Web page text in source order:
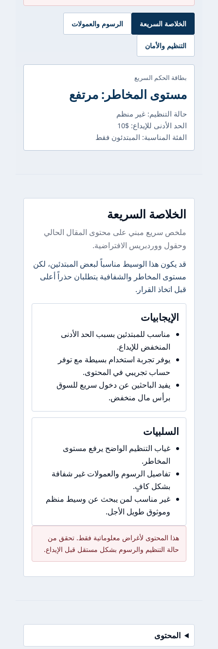
الخلاصة السريعة الرسوم والعمولات
التنظيم والأمان
بطاقة الحكم السريع
مستوى المخاطر: مرتفع
حالة التنظيم: غير منظم
الحد الأدنى للإيداع: $10
الفئة المناسبة: المبتدئون فقط
الخلاصة السريعة
ملخص سريع مبني على محتوى المقال الحالي
وحقول ووردبريس الافتراضية.
قد يكون هذا الوسيط مناسباً لبعض المبتدئين، لكن
مستوى المخاطر والشفافية يتطلبان حذراً أعلى
قبل اتخاذ القرار.
الإيجابيات
مناسب للمبتدئين بسبب الحد الأدنى
المنخفض للإيداع.
يوفر تجربة استخدام بسيطة مع توفر
حساب تجريبي في المحتوى.
يفيد الباحثين عن دخول سريع للسوق
برأس مال منخفض.
السلبيات
غياب التنظيم الواضح يرفع مستوى
المخاطر.
تفاصيل الرسوم والعمولات غير شفافة
بشكل كافٍ.
غير مناسب لمن يبحث عن وسيط منظم
وموثوق طويل الأجل.
هذا المحتوى لأغراض معلوماتية فقط. تحقق من
حالة التنظيم والرسوم بشكل مستقل قبل الإيداع.
المحتوى